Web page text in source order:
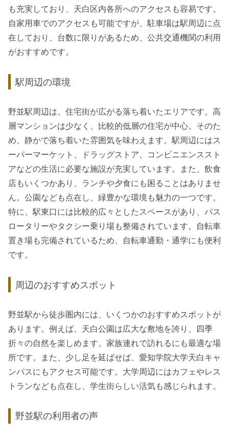
も充実しており、天白区内各所へのアクセスも容易です。
自家用車でのアクセスも可能ですが、駐車場は駅周辺に点
在しており、台数に限りがあるため、公共交通機関の利用
がおすすめです。
駅周辺の環境
野並駅周辺は、住宅街が広がる落ち着いたエリアです。高
層マンションは少なく、比較的低層の住宅が中心。そのた
め、静かで落ち着いた雰囲気を味わえます。駅周辺にはス
ーパーマーケット、ドラッグストア、コンビニエンススト
アなどの生活に必要な施設が充実しています。また、飲食
店もいくつかあり、ランチや夕食にも困ることはありませ
ん。公園なども点在し、緑豊かな環境も魅力の一つです。
特に、駅東口には比較的広々としたスペースがあり、バス
ロータリーやタクシー乗り場も整備されています。自転車
置き場も完備されているため、自転車通勤・通学にも便利
です。
周辺のおすすめスポット
野並駅から徒歩圏内には、いくつかのおすすめスポットが
あります。例えば、天白公園は広大な敷地を誇り、四季
折々の自然を楽しめます。家族連れで訪れるにも最適な場
所です。また、少し足を延ばせば、愛知学院大学天白キャ
ンパスにもアクセス可能です。大学周辺にはカフェやレス
トランなども点在し、学生街らしい活気も感じられます。
野並駅の利用者の声